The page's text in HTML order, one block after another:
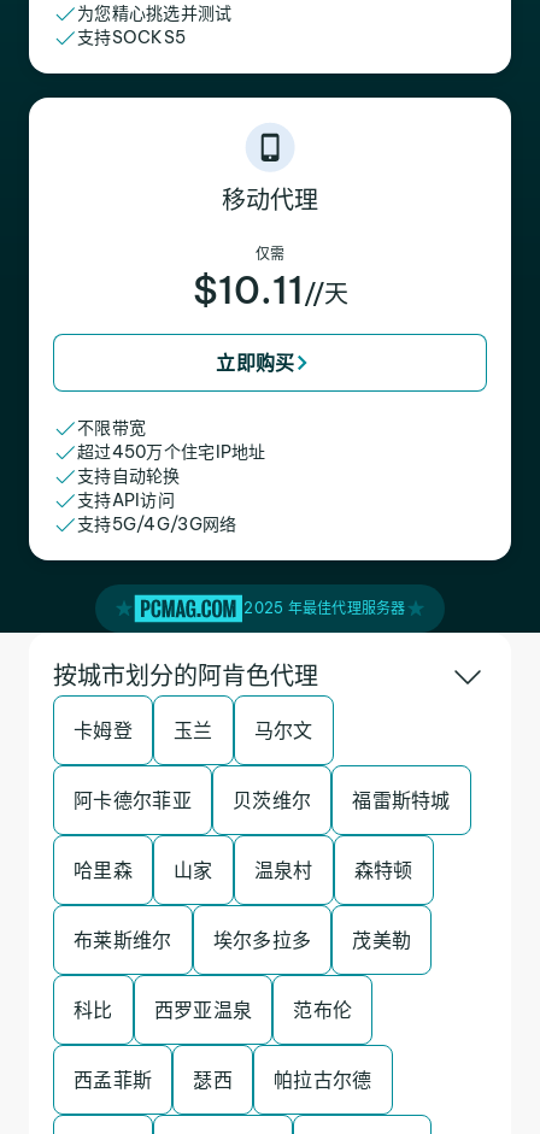
为您精心挑选并测试
支持SOCKS5
移动代理
仅需
$10.11 //天
立即购买
不限带宽
超过450万个住宅IP地址
支持自动轮换
支持API访问
支持5G/4G/3G网络
2025 年最佳代理服务器
按城市划分的阿肯色代理
卡姆登 玉兰 马尔文
阿卡德尔菲亚 贝茨维尔 福雷斯特城
哈里森 山家 温泉村 森特顿
布莱斯维尔 埃尔多拉多 茂美勒
科比 西罗亚温泉 范布伦
西孟菲斯 瑟西 帕拉古尔德